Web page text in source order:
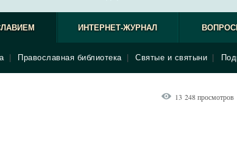
Православная библиотека Святые и святыни
ИНТЕРНЕТ-ЖУРНАЛ
13 248 просмотров